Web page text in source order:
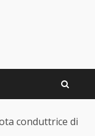
conduttrice di